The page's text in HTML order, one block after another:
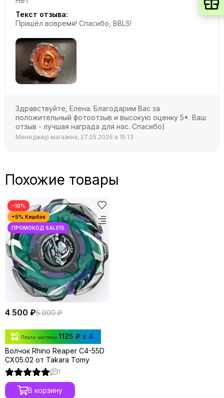
Текст отзыва:
Пришёл вовремя! Спасибо, BBLS!
Здравствуйте, Елена. Благодарим Вас за
положительный фотоотзыв и высокую оценку 5*. Ваш
отзыв - лучшая награда для нас. Спасибо)
Менеджер магазина, 27.05.2026 в 15:13
Похожие товары
−10%
4 500 ₽5 000 ₽
Плати частями 1125 ₽ x 4
Волчок Rhino Reaper C4-55D
CX05.02 от Takara Tomy
1
В корзину